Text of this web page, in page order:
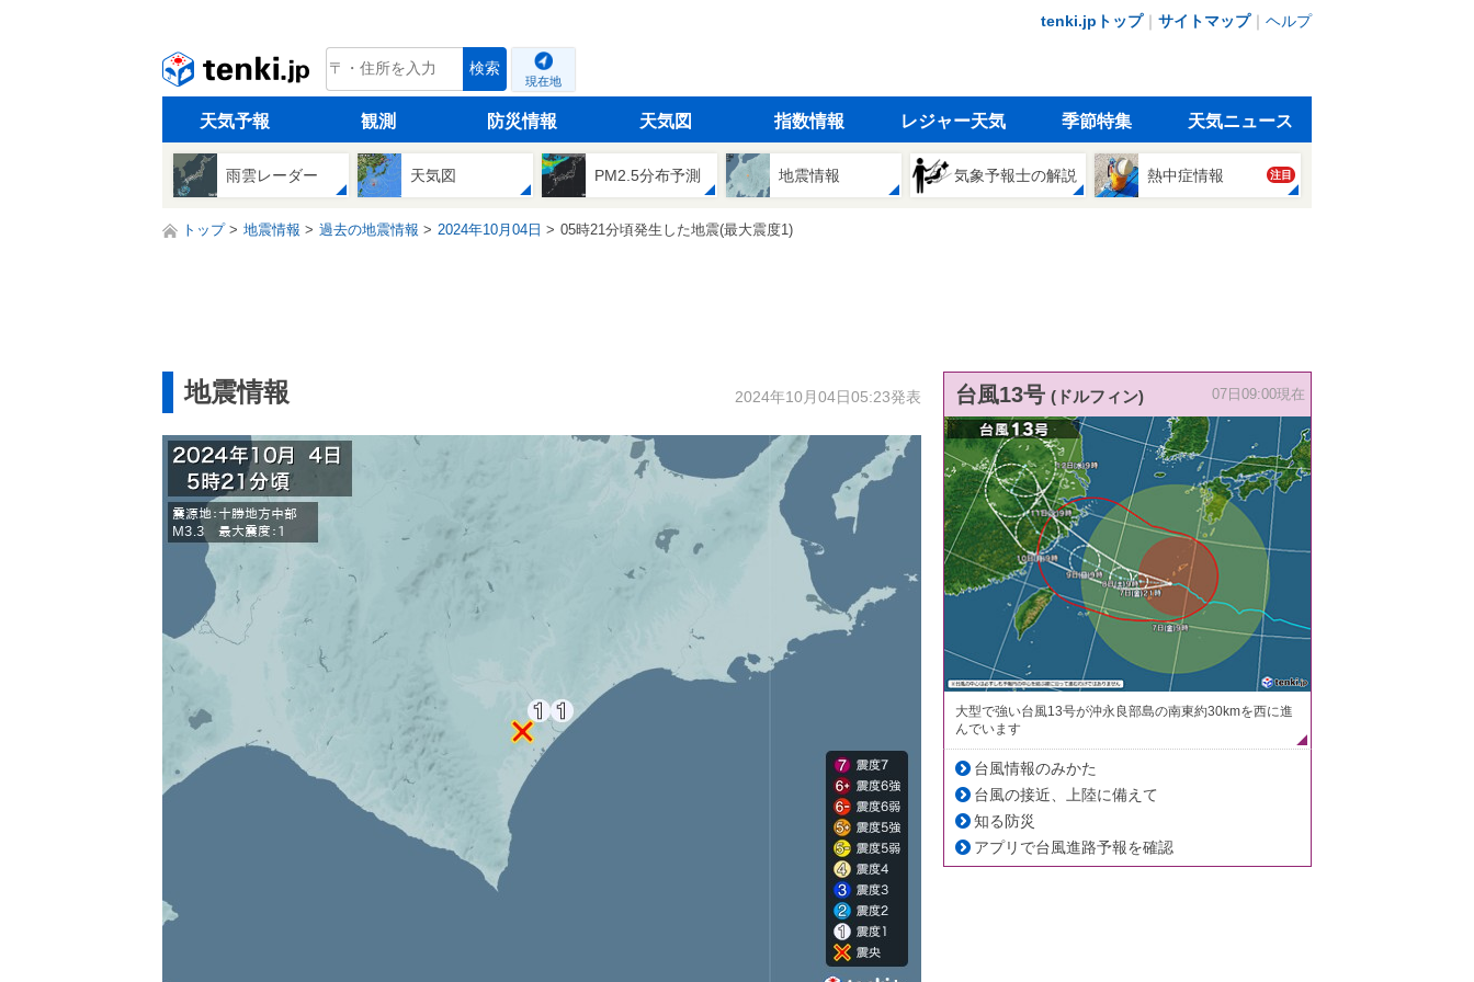
tenki.jpトップ｜ サイトマップ｜ ヘルプ
tenki.jp 検索
現在地
天気予報 観測 防災情報 天気図 指数情報 レジャー天気 季節特集 天気ニュース
雨雲レーダー 天気図 PM2.5分布予測 地震情報 気象予報士の解説 熱中症情報 注目
トップ 地震情報 過去の地震情報 2024年10月04日 05時21分頃発生した地震(最大震度1)
地震情報 2024年10月04日05:23発表 台風13号 (ドルフィン) 07日09:00現在
大型で強い台風13号が沖永良部島の南東約30kmを西に進
んでいます
台風情報のみかた
台風の接近、上陸に備えて
知る防災
アプリで台風進路予報を確認